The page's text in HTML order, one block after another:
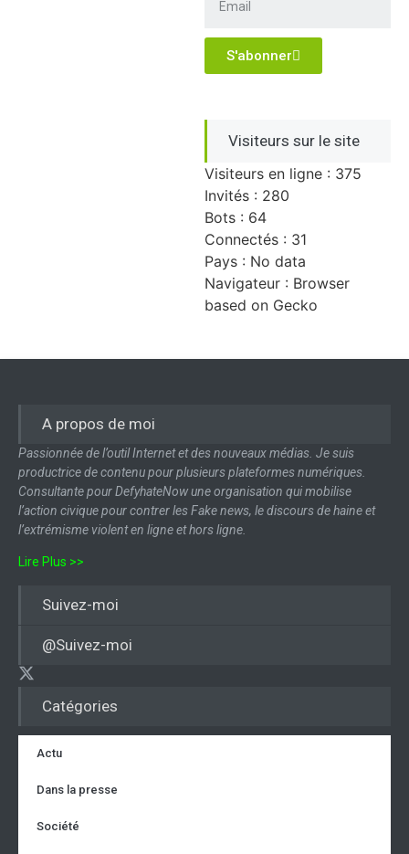
S'abonner
Visiteurs sur le site
Visiteurs en ligne : 375
Invités : 280
Bots : 64
Connectés : 31
Pays : No data
Navigateur : Browser
based on Gecko
Catégories
Actu
Dans la presse
Société
A propos de moi
Passionnée de l’outil Internet et des nouveaux médias. Je suis
productrice de contenu pour plusieurs plateformes numériques.
Consultante pour DefyhateNow une organisation qui mobilise
l’action civique pour contrer les Fake news, le discours de haine et
l’extrémisme violent en ligne et hors ligne.
Lire Plus >>
Suivez-moi
@Suivez-moi